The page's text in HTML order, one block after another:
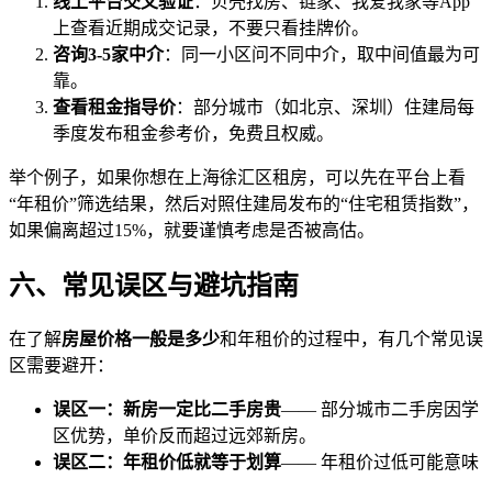
上查看近期成交记录，不要只看挂牌价。
咨询3-5家中介：同一小区问不同中介，取中间值最为可
靠。
查看租金指导价：部分城市（如北京、深圳）住建局每
季度发布租金参考价，免费且权威。
举个例子，如果你想在上海徐汇区租房，可以先在平台上看
“年租价”筛选结果，然后对照住建局发布的“住宅租赁指数”，
如果偏离超过15%，就要谨慎考虑是否被高估。
六、常见误区与避坑指南
在了解房屋价格一般是多少和年租价的过程中，有几个常见误
区需要避开：
误区一：新房一定比二手房贵—— 部分城市二手房因学
区优势，单价反而超过远郊新房。
误区二：年租价低就等于划算—— 年租价过低可能意味